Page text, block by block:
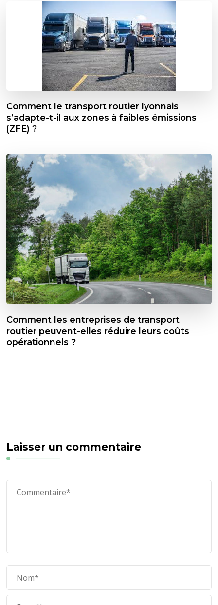
Comment le transport routier lyonnais
s’adapte-t-il aux zones à faibles émissions
(ZFE) ?
Comment les entreprises de transport
routier peuvent-elles réduire leurs coûts
opérationnels ?
Laisser un commentaire